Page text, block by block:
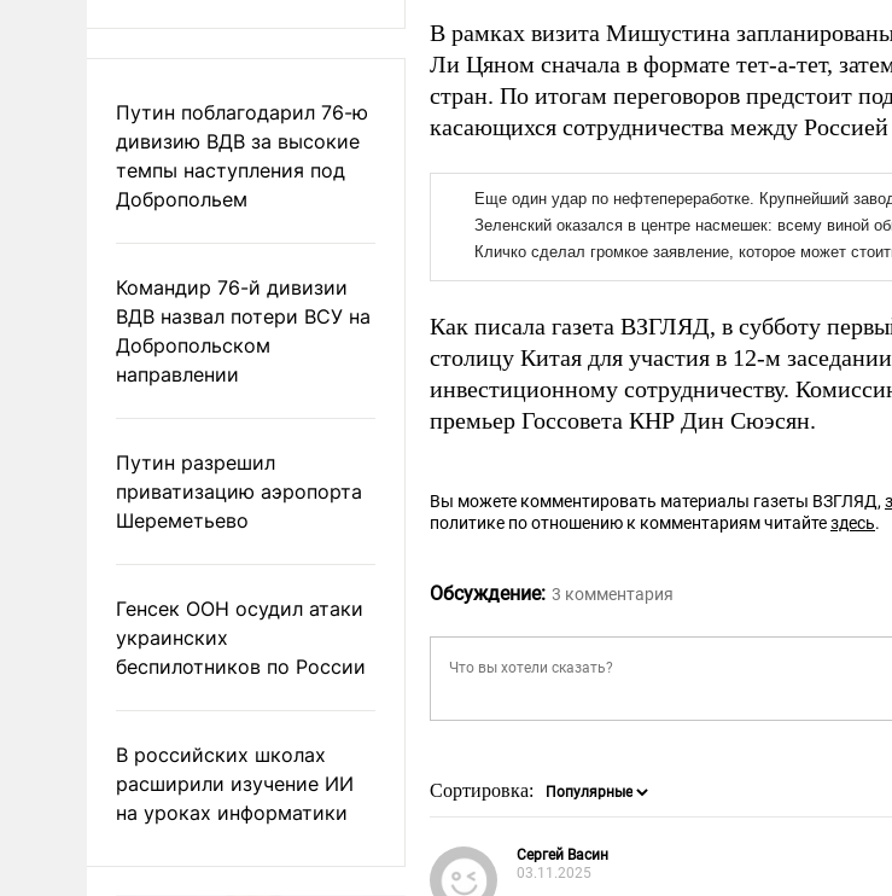
Путин поблагодарил 76-ю
дивизию ВДВ за высокие
темпы наступления под
Добропольем
Командир 76-й дивизии
ВДВ назвал потери ВСУ на
Добропольском
направлении
Путин разрешил
приватизацию аэропорта
Шереметьево
Генсек ООН осудил атаки
украинских
беспилотников по России
В российских школах
расширили изучение ИИ
на уроках информатики
В рамках визита Мишустина
Ли Цяном сначала в формате тет-а-тет,
стран. По итогам переговоров предстоит
касающихся сотрудничества между
Как писала газета ВЗГЛЯД, в субботу
столицу Китая для участия в 12-м
инвестиционному сотрудничеству.
премьер Госсовета КНР Дин Сюэсян.
Вы можете комментировать материалы газеты ВЗГЛЯД,
политике по отношению к комментариям читайтездесь.
Обсуждение: 3 комментария
Сортировка:
Сергей Васин
03.11.2025